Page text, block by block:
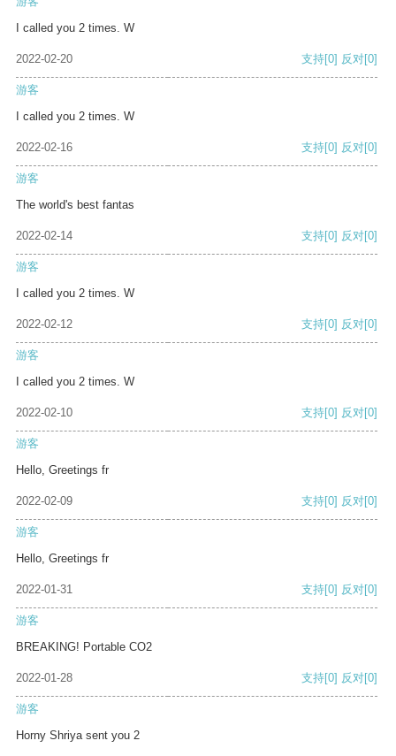
I called you 2 times. W
2022-02-20 支持[0] 反对[0]
游客
I called you 2 times. W
2022-02-16 支持[0] 反对[0]
游客
The world's best fantas
2022-02-14 支持[0] 反对[0]
游客
I called you 2 times. W
2022-02-12 支持[0] 反对[0]
游客
I called you 2 times. W
2022-02-10 支持[0] 反对[0]
游客
Hello, Greetings fr
2022-02-09 支持[0] 反对[0]
游客
Hello, Greetings fr
2022-01-31 支持[0] 反对[0]
游客
BREAKING! Portable CO2
2022-01-28 支持[0] 反对[0]
游客
Horny Shriya sent you 2